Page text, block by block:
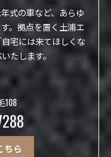
式の車など、あらゆ
。拠点を置く土浦エ
宅には来てほしくな
たします。
108
ちら